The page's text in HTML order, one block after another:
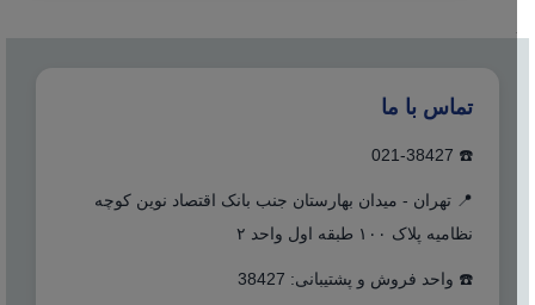
تماس با ما
☎️ 021-38427
📍 تهران - میدان بهارستان جنب بانک اقتصاد نوین کوچه
نظامیه پلاک ۱۰۰ طبقه اول واحد ۲
☎️ واحد فروش و پشتیبانی: 38427